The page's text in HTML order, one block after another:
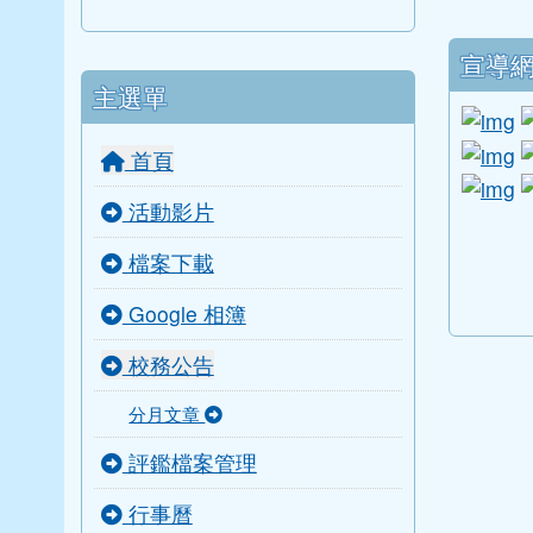
主選單
首頁
活動影片
檔案下載
Google 相簿
校務公告
分月文章
評鑑檔案管理
行事曆
下
宣導